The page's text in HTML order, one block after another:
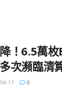
！6.5萬
次瀕臨清
11 0